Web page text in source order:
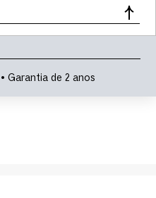
Garantia de 2 anos